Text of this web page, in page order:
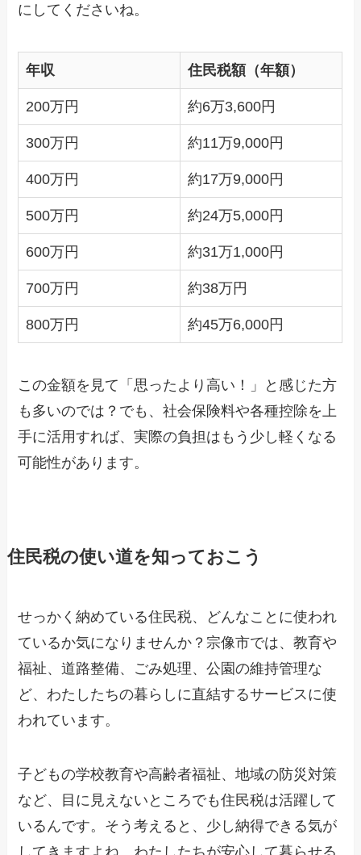
にしてくださいね。
年収 住民税額（年額）
200万円 約6万3,600円
300万円 約11万9,000円
400万円 約17万9,000円
500万円 約24万5,000円
600万円 約31万1,000円
700万円 約38万円
800万円 約45万6,000円
この金額を見て「思ったより高い！」と感じた方
も多いのでは？でも、社会保険料や各種控除を上
手に活用すれば、実際の負担はもう少し軽くなる
可能性があります。
住民税の使い道を知っておこう
せっかく納めている住民税、どんなことに使われ
ているか気になりませんか？宗像市では、教育や
福祉、道路整備、ごみ処理、公園の維持管理な
ど、わたしたちの暮らしに直結するサービスに使
われています。
子どもの学校教育や高齢者福祉、地域の防災対策
など、目に見えないところでも住民税は活躍して
いるんです。そう考えると、少し納得できる気が